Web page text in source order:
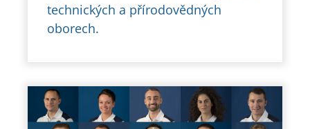
technických a přírodovědných
oborech.